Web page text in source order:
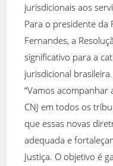
jurisdicionais aos
Para o presidente da
Fernandes, a
significativo para a
jurisdicional brasileira.
“Vamos acompanhar
CNJ em todos os
que essas novas
adequada e
Justiça. O objetivo é